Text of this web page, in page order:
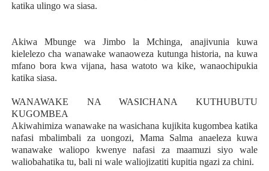
katika ulingo wa siasa.
Akiwa Mbunge wa Jimbo la Mchinga, anajivunia kuwa
kielelezo cha wanawake wanaoweza kutunga historia, na kuwa
mfano bora kwa vijana, hasa watoto wa kike, wanaochipukia
katika siasa.
WANAWAKE NA WASICHANA KUTHUBUTU
KUGOMBEA
Akiwahimiza wanawake na wasichana kujikita kugombea katika
nafasi mbalimbali za uongozi, Mama Salma anaeleza kuwa
wanawake waliopo kwenye nafasi za maamuzi siyo wale
waliobahatika tu, bali ni wale waliojizatiti kupitia ngazi za chini.